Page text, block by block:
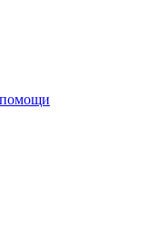
помощи